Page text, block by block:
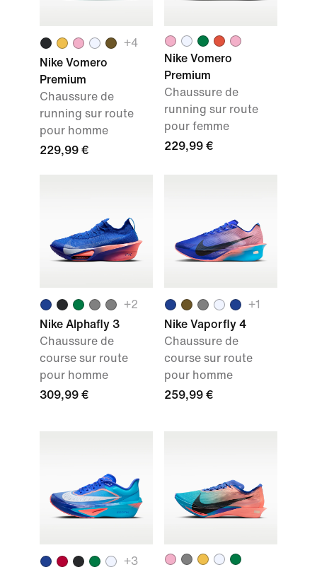
+4
Nike Vomero
Premium
Chaussure de
running sur route
pour homme
229,99 €
Nike Vomero
Premium
Chaussure de
running sur route
pour femme
229,99 €
+2
Nike Alphafly 3
Chaussure de
course sur route
pour homme
309,99 €
+1
Nike Vaporfly 4
Chaussure de
course sur route
pour homme
259,99 €
+3